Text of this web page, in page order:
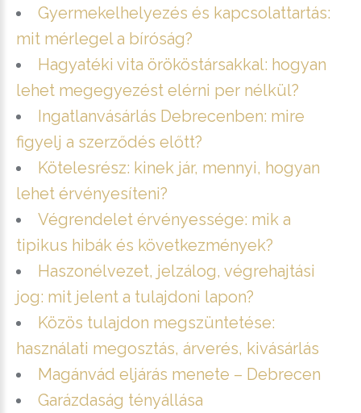
Gyermekelhelyezés és kapcsolattartás:
mit mérlegel a bíróság?
Hagyatéki vita örököstársakkal: hogyan
lehet megegyezést elérni per nélkül?
Ingatlanvásárlás Debrecenben: mire
figyelj a szerződés előtt?
Kötelesrész: kinek jár, mennyi, hogyan
lehet érvényesíteni?
Végrendelet érvényessége: mik a
tipikus hibák és következmények?
Haszonélvezet, jelzálog, végrehajtási
jog: mit jelent a tulajdoni lapon?
Közös tulajdon megszüntetése:
használati megosztás, árverés, kivásárlás
Magánvád eljárás menete – Debrecen
Garázdaság tényállása